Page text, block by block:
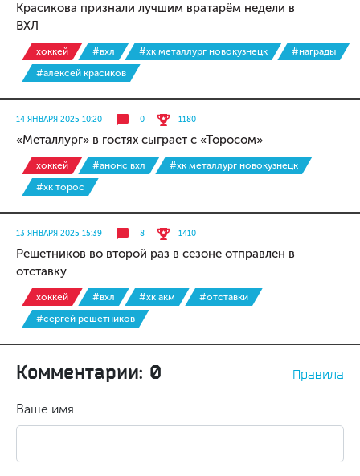
Красикова признали лучшим вратарём недели в
ВХЛ
хоккей #вхл #хк металлург новокузнецк
#награды
#алексей красиков
14 ЯНВАРЯ 2025 10:20 0 1180
«Металлург» в гостях сыграет с «Торосом»
хоккей #анонс вхл
#хк металлург новокузнецк
#хк торос
13 ЯНВАРЯ 2025 15:39 8 1410
Решетников во второй раз в сезоне отправлен в
отставку
хоккей #вхл #хк акм
#отставки
#сергей решетников
Комментарии: 0 Правила
Ваше имя